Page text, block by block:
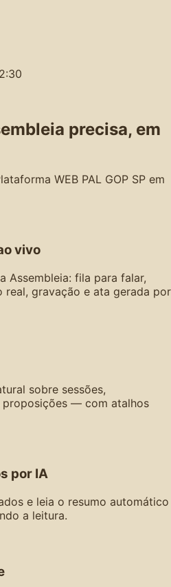
precisa, em
WEB PAL GOP SP em
vivo
Assembleia: fila para falar,
gravação e ata gerada por
sobre sessões,
proposições — com atalhos
por IA
e leia o resumo automático
a leitura.